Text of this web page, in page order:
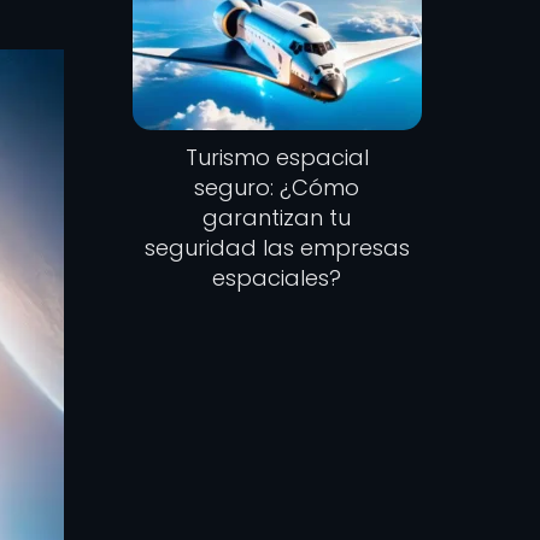
Turismo espacial
seguro: ¿Cómo
garantizan tu
seguridad las empresas
espaciales?